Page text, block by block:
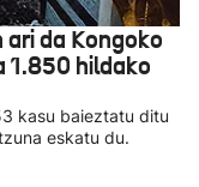
da Kongoko
1.850 hildako
kasu baieztatu ditu
eskatu du.